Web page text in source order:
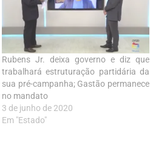
Rubens Jr. deixa governo e diz que
trabalhará estruturação partidária da
sua pré-campanha; Gastão permanece
no mandato
3 de junho de 2020
Em "Estado"